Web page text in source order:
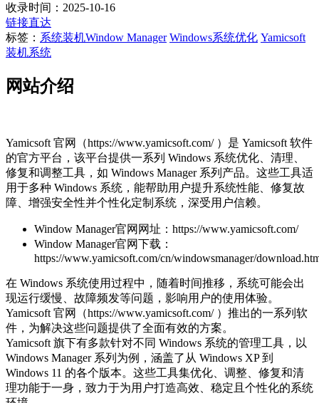
收录时间：2025-10-16
链接直达
标签： 系统装机Window Manager Windows系统优化 Yamicsoft
装机系统
网站介绍
Yamicsoft 官网（https://www.yamicsoft.com/ ）是 Yamicsoft 软件
的官方平台，该平台提供一系列 Windows 系统优化、清理、
修复和调整工具，如 Windows Manager 系列产品。这些工具适
用于多种 Windows 系统，能帮助用户提升系统性能、修复故
障、增强安全性并个性化定制系统，深受用户信赖。
Window Manager官网网址：https://www.yamicsoft.com/
Window Manager官网下载：
https://www.yamicsoft.com/cn/windowsmanager/
在 Windows 系统使用过程中，随着时间推移，系统可能会出
现运行缓慢、故障频发等问题，影响用户的使用体验。
Yamicsoft 官网（https://www.yamicsoft.com/ ）推出的一系列软
件，为解决这些问题提供了全面有效的方案。
Yamicsoft 旗下有多款针对不同 Windows 系统的管理工具，以
Windows Manager 系列为例，涵盖了从 Windows XP 到
Windows 11 的各个版本。这些工具集优化、调整、修复和清
理功能于一身，致力于为用户打造高效、稳定且个性化的系统